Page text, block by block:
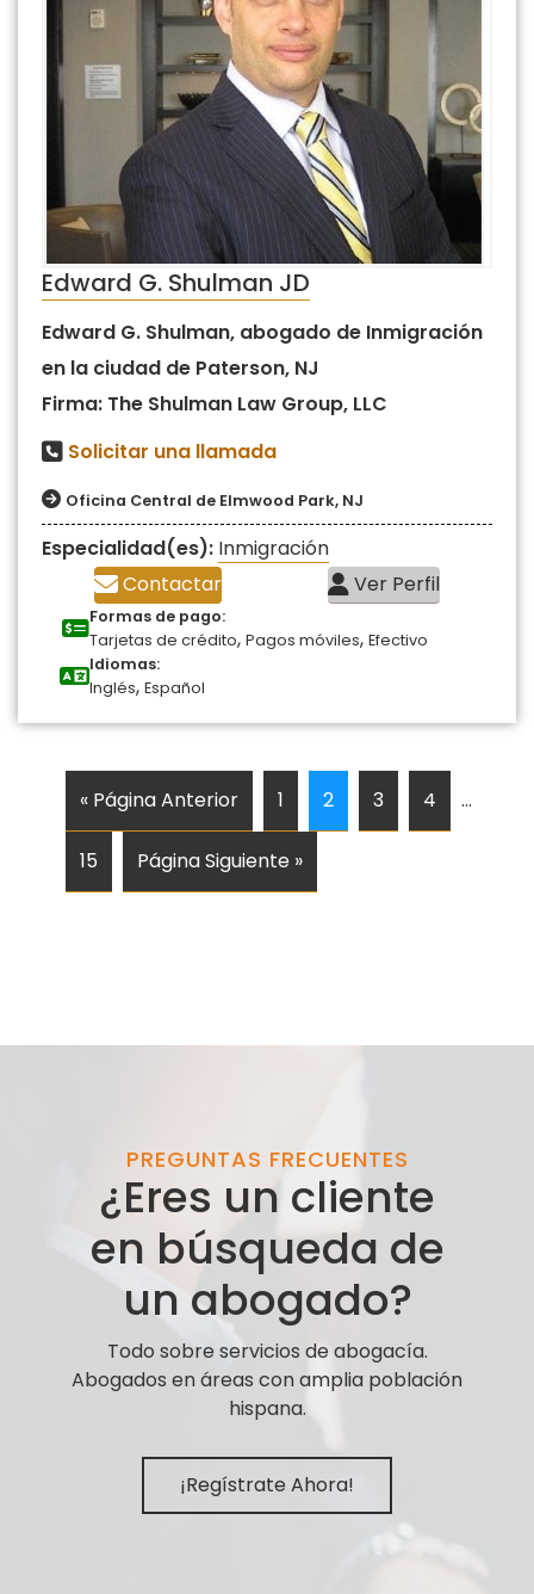
Edward G. Shulman JD
Edward G. Shulman, abogado de Inmigración
en la ciudad de Paterson, NJ
Firma: The Shulman Law Group, LLC
Solicitar una llamada
Oficina Central de Elmwood Park, NJ
Especialidad(es): Inmigración
Contactar
Ver Perfil
Formas de pago:
Tarjetas de crédito, Pagos móviles, Efectivo
Idiomas:
Inglés, Español
« Página Anterior 1 2 3 4 …
15 Página Siguiente »
PREGUNTAS FRECUENTES
¿Eres un cliente
en búsqueda de
un abogado?
Todo sobre servicios de abogacía.
Abogados en áreas con amplia población
hispana.
¡Regístrate Ahora!